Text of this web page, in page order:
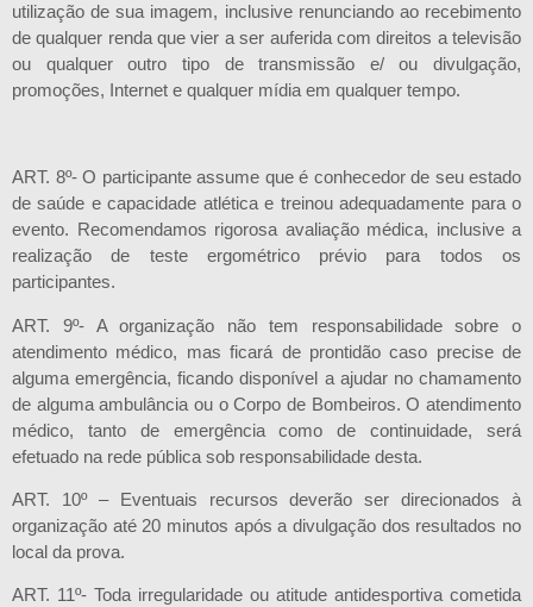
utilização de sua imagem, inclusive renunciando ao recebimento
de qualquer renda que vier a ser auferida com direitos a televisão
ou qualquer outro tipo de transmissão e/ ou divulgação,
promoções, Internet e qualquer mídia em qualquer tempo.
ART. 8º- O participante assume que é conhecedor de seu estado
de saúde e capacidade atlética e treinou adequadamente para o
evento. Recomendamos rigorosa avaliação médica, inclusive a
realização de teste ergométrico prévio para todos os
participantes.
ART. 9º- A organização não tem responsabilidade sobre o
atendimento médico, mas ficará de prontidão caso precise de
alguma emergência, ficando disponível a ajudar no chamamento
de alguma ambulância ou o Corpo de Bombeiros. O atendimento
médico, tanto de emergência como de continuidade, será
efetuado na rede pública sob responsabilidade desta.
ART. 10º – Eventuais recursos deverão ser direcionados à
organização até 20 minutos após a divulgação dos resultados no
local da prova.
ART. 11º- Toda irregularidade ou atitude antidesportiva cometida